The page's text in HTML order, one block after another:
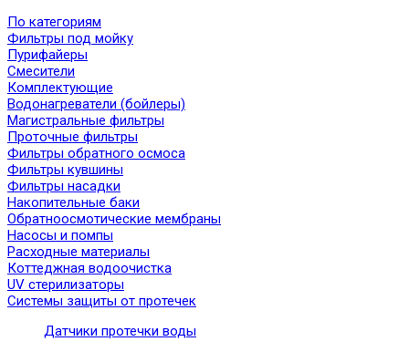
По категориям
Фильтры под мойку
Пурифайеры
Смесители
Комплектующие
Водонагреватели (бойлеры)
Магистральные фильтры
Проточные фильтры
Фильтры обратного осмоса
Фильтры кувшины
Фильтры насадки
Накопительные баки
Обратноосмотические мембраны
Насосы и помпы
Расходные материалы
Коттеджная водоочистка
UV стерилизаторы
Системы защиты от протечек
Датчики протечки воды